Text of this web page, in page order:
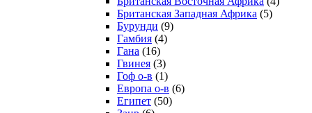
Британская Западная Африка (5)
Бурунди (9)
Гамбия (4)
Гана (16)
Гвинея (3)
Гоф о-в (1)
Европа о-в (6)
Египет (50)